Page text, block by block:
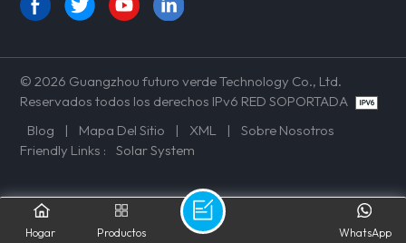
© 2026 Guangzhou futuro verde Technology Co., Ltd.
Reservados todos los derechos IPv6 RED SOPORTADA
Blog
| Mapa Del Sitio | XML |
Sobre Nosotros
Friendly Links :
Solar System
Hogar Productos WhatsApp